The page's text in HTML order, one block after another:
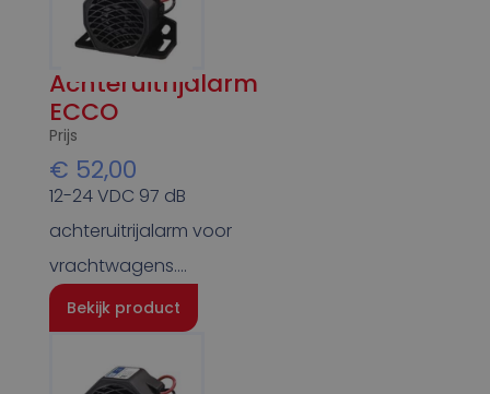
Achteruitrijalarm
ECCO
Prijs
€ 52,00
12-24 VDC 97 dB
achteruitrijalarm voor
vrachtwagens….
Bekijk product